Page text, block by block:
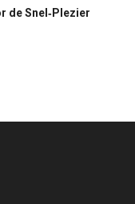
de Snel‑Plezier